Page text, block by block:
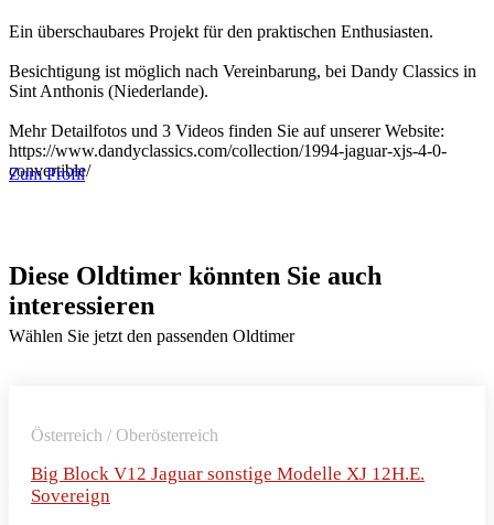
Ein überschaubares Projekt für den praktischen Enthusiasten.
Besichtigung ist möglich nach Vereinbarung, bei Dandy Classics in
Sint Anthonis (Niederlande).
Mehr Detailfotos und 3 Videos finden Sie auf unserer Website:
https://www.dandyclassics.com/collection/1994-jaguar-xjs-4-0-
convertible/
Zum Profil
Diese Oldtimer könnten Sie auch
interessieren
Wählen Sie jetzt den passenden Oldtimer
Österreich / Oberösterreich
Big Block V12 Jaguar sonstige Modelle XJ 12H.E.
Sovereign